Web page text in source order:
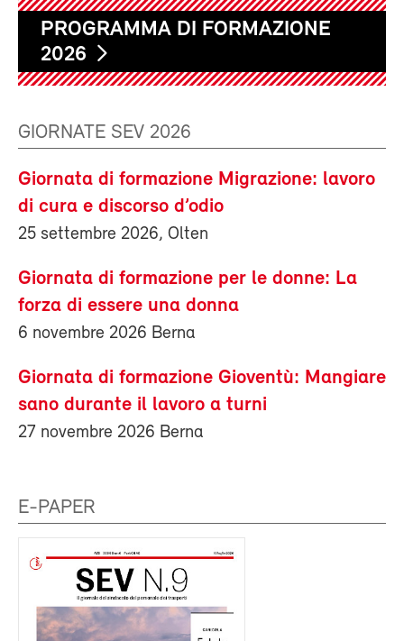
PROGRAMMA DI FORMAZIONE
2026
GIORNATE SEV 2026
Giornata di formazione Migrazione: lavoro
di cura e discorso d’odio
25 settembre 2026, Olten
Giornata di formazione per le donne: La
forza di essere una donna
6 novembre 2026 Berna
Giornata di formazione Gioventù: Mangiare
sano durante il lavoro a turni
27 novembre 2026 Berna
E-PAPER